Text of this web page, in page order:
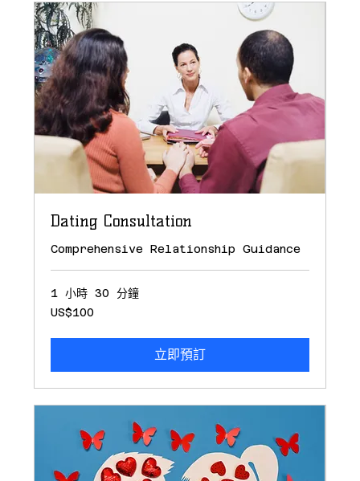
Dating Consultation
Comprehensive Relationship Guidance
1 小時 30 分鐘
100
美
US$100
立即預訂